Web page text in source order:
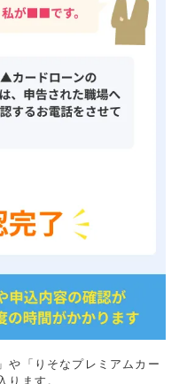
や「りそなプレミアムカー
ります。